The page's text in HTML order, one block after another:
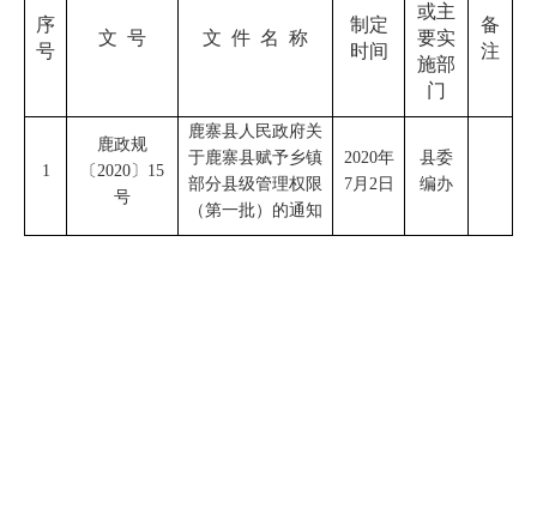
序
号
文 号 文 件 名 称
制定
时间
或主
要实
施部
门
备
注
1
鹿政规
〔 2020 〕 15
号
鹿寨县人民政府关
于鹿寨县赋予乡镇
部分县级管理权限
（第一批）的通知
2020年
7月 2日
县委
编办